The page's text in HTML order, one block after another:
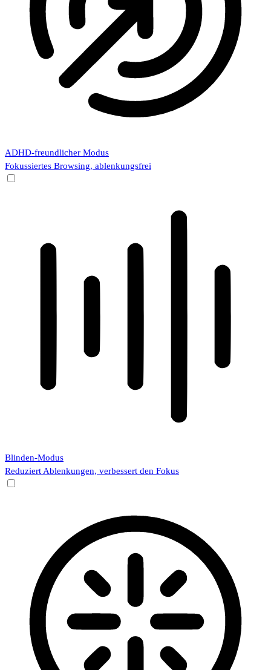
ADHD-freundlicher Modus
Fokussiertes Browsing, ablenkungsfrei
Blinden-Modus
Reduziert Ablenkungen, verbessert den Fokus